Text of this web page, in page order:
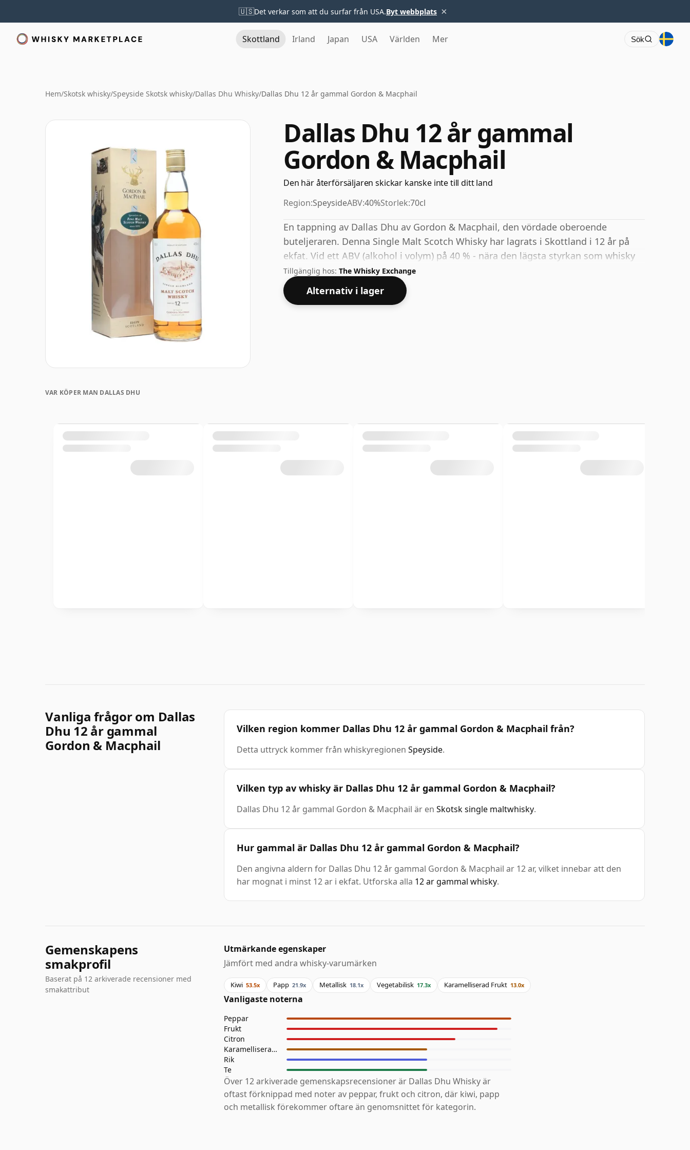
🇺🇸Det verkar som att du surfar från USA.Byt webbplats ×
Skottland Irland Japan USA Världen Mer Sök
Hem/Skotsk whisky/Speyside Skotsk whisky/Dallas Dhu Whisky/Dallas Dhu 12 år gammal Gordon & Macphail
Dallas Dhu 12 år gammal
Gordon & Macphail
Den här återförsäljaren skickar kanske inte till ditt land
Region:SpeysideABV:40%Storlek:70cl
En tappning av Dallas Dhu av Gordon & Macphail, den vördade oberoende
buteljeraren. Denna Single Malt Scotch Whisky har lagrats i Skottland i 12 år på
ekfat. Vid ett ABV (alkohol i volym) på 40 % - nära den lägsta styrkan som whisky
kan buteljeras - och därför att betrakta som en whisky med "standardstyrka".
Tillgänglig hos: The Whisky Exchange
Alternativ i lager
VAR KÖPER MAN DALLAS DHU
Vanliga frågor om Dallas
Dhu 12 år gammal
Gordon & Macphail
Vilken region kommer Dallas Dhu 12 år gammal Gordon & Macphail från?
Detta uttryck kommer från whiskyregionen Speyside.
Vilken typ av whisky är Dallas Dhu 12 år gammal Gordon & Macphail?
Dallas Dhu 12 år gammal Gordon & Macphail är en Skotsk single maltwhisky.
Hur gammal är Dallas Dhu 12 år gammal Gordon & Macphail?
Den angivna aldern for Dallas Dhu 12 år gammal Gordon & Macphail ar 12 ar, vilket innebar att den
har mognat i minst 12 ar i ekfat. Utforska alla 12 ar gammal whisky.
Gemenskapens
smakprofil
Baserat på 12 arkiverade recensioner med
smakattribut
Utmärkande egenskaper
Jämfört med andra whisky-varumärken
Kiwi 53.5x Papp 21.9x Metallisk 18.1x Vegetabilisk 17.3x Karamelliserad Frukt 13.0x
Vanligaste noterna
Peppar
Frukt
Citron
Karamelliserad Frukt
Rik
Te
Över 12 arkiverade gemenskapsrecensioner är Dallas Dhu Whisky är
oftast förknippad med noter av peppar, frukt och citron, där kiwi, papp
och metallisk förekommer oftare än genomsnittet för kategorin.